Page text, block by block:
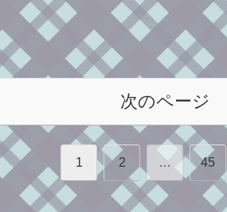
次のページ
1 2 … 45